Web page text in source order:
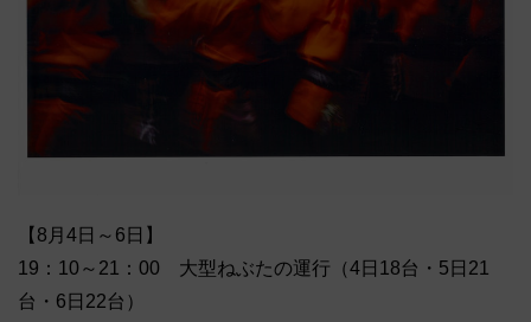
【8月4日～6日】
19：10～21：00 大型ねぶたの運行（4日18台・5日21
台・6日22台）